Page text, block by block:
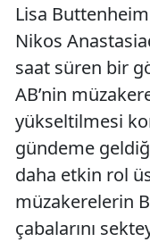
Lisa
Nikos
saat süren bir
AB’nin
yükseltilmesi
gündeme
daha etkin rol
müzakerelerin
çabalarını